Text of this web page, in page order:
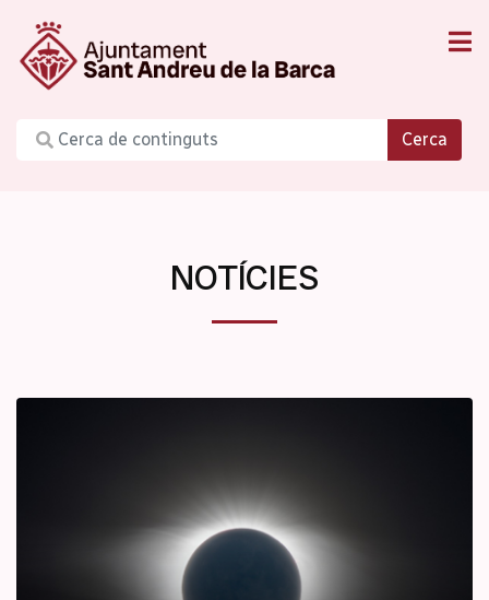
Cerca
NOTÍCIES